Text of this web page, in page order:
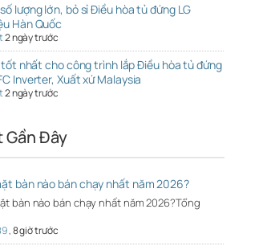
lượng lớn, bỏ sỉ Điều hòa tủ đứng LG
Hàn Quốc
2 ngày trước
nhất cho công trình lắp Điều hòa tủ đứng
Inverter, Xuất xứ Malaysia
2 ngày trước
Gần Đây
bàn nào bán chạy nhất năm 2026?
bàn nào bán chạy nhất năm 2026?Tổng
,8 giờ trước